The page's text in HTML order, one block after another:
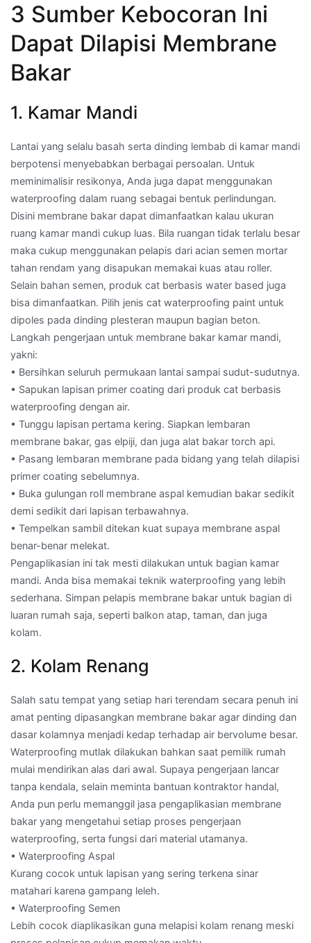
3 Sumber Kebocoran Ini
Dapat Dilapisi Membrane
Bakar
1. Kamar Mandi
Lantai yang selalu basah serta dinding lembab di kamar mandi
berpotensi menyebabkan berbagai persoalan. Untuk
meminimalisir resikonya, Anda juga dapat menggunakan
waterproofing dalam ruang sebagai bentuk perlindungan.
Disini membrane bakar dapat dimanfaatkan kalau ukuran
ruang kamar mandi cukup luas. Bila ruangan tidak terlalu besar
maka cukup menggunakan pelapis dari acian semen mortar
tahan rendam yang disapukan memakai kuas atau roller.
Selain bahan semen, produk cat berbasis water based juga
bisa dimanfaatkan. Pilih jenis cat waterproofing paint untuk
dipoles pada dinding plesteran maupun bagian beton.
Langkah pengerjaan untuk membrane bakar kamar mandi,
yakni:
• Bersihkan seluruh permukaan lantai sampai sudut-sudutnya.
• Sapukan lapisan primer coating dari produk cat berbasis
waterproofing dengan air.
• Tunggu lapisan pertama kering. Siapkan lembaran
membrane bakar, gas elpiji, dan juga alat bakar torch api.
• Pasang lembaran membrane pada bidang yang telah dilapisi
primer coating sebelumnya.
• Buka gulungan roll membrane aspal kemudian bakar sedikit
demi sedikit dari lapisan terbawahnya.
• Tempelkan sambil ditekan kuat supaya membrane aspal
benar-benar melekat.
Pengaplikasian ini tak mesti dilakukan untuk bagian kamar
mandi. Anda bisa memakai teknik waterproofing yang lebih
sederhana. Simpan pelapis membrane bakar untuk bagian di
luaran rumah saja, seperti balkon atap, taman, dan juga
kolam.
2. Kolam Renang
Salah satu tempat yang setiap hari terendam secara penuh ini
amat penting dipasangkan membrane bakar agar dinding dan
dasar kolamnya menjadi kedap terhadap air bervolume besar.
Waterproofing mutlak dilakukan bahkan saat pemilik rumah
mulai mendirikan alas dari awal. Supaya pengerjaan lancar
tanpa kendala, selain meminta bantuan kontraktor handal,
Anda pun perlu memanggil jasa pengaplikasian membrane
bakar yang mengetahui setiap proses pengerjaan
waterproofing, serta fungsi dari material utamanya.
• Waterproofing Aspal
Kurang cocok untuk lapisan yang sering terkena sinar
matahari karena gampang leleh.
• Waterproofing Semen
Lebih cocok diaplikasikan guna melapisi kolam renang meski